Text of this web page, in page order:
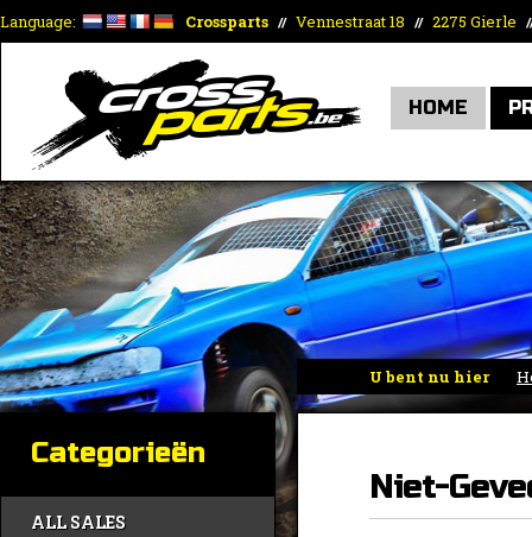
Language: Crossparts // Vennestraat 18 // 2275 Gierle
HOME
U bent nu hier
Geveerde
Categorieën
ALL SALES
Niet-